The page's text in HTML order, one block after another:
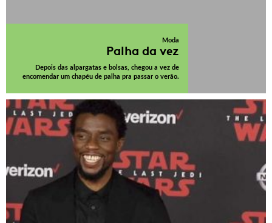
Moda
Palha da vez
Depois das alpargatas e bolsas, chegou a vez de
encomendar um chapéu de palha pra passar o verão.